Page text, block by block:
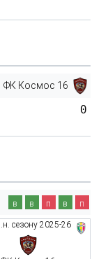
ФК Космос 16
0
в в п в п
сезону 2025-26